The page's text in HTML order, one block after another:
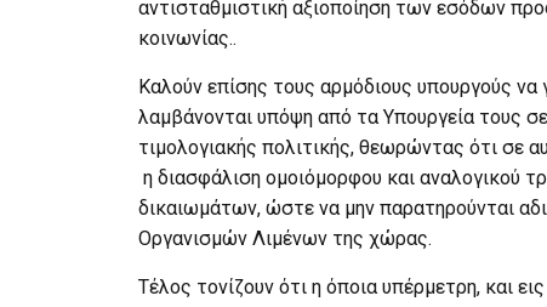
αντισταθμιστική αξιοποίηση των εσόδων
κοινωνίας..
Καλούν επίσης τους αρμόδιους υπουργούς
λαμβάνονται υπόψη από τα Υπουργεία τους
τιμολογιακής πολιτικής, θεωρώντας ότι σε
η διασφάλιση ομοιόμορφου και αναλογικού
δικαιωμάτων, ώστε να μην παρατηρούνται
Οργανισμών Λιμένων της χώρας.
Τέλος τονίζουν ότι η όποια υπέρμετρη, και